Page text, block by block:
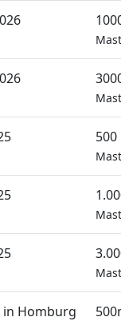
500
in Homburg